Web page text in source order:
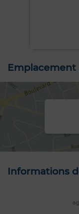
Emplacement
Informations